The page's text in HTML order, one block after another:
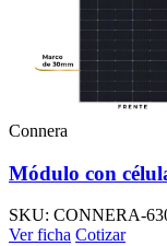
Connera
Módulo con
SKU: CONNERA-
Ver ficha Cotizar